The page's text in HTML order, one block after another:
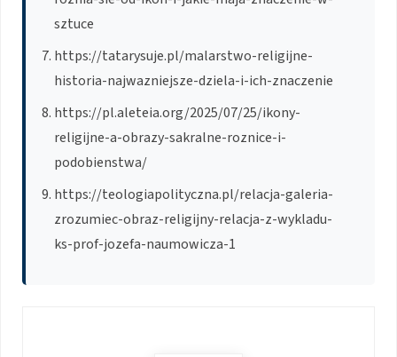
sztuce
https://tatarysuje.pl/malarstwo-religijne-
historia-najwazniejsze-dziela-i-ich-znaczenie
https://pl.aleteia.org/2025/07/25/ikony-
religijne-a-obrazy-sakralne-roznice-i-
podobienstwa/
https://teologiapolityczna.pl/relacja-galeria-
zrozumiec-obraz-religijny-relacja-z-wykladu-
ks-prof-jozefa-naumowicza-1